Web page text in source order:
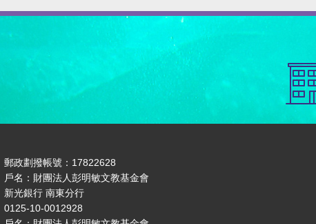
郵政劃撥帳號：17822628
戶名：財團法人彭明敏文教基金會
新光銀行 南東分行
0125-10-0012928